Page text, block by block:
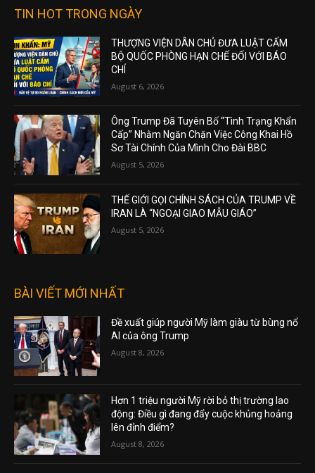
TIN HOT TRONG NGÀY
THƯỢNG VIỆN DÂN CHỦ ĐƯA LUẬT CẤM
BỘ QUỐC PHÒNG HẠN CHẾ ĐỐI VỚI BÁO
CHÍ
August 6, 2026
Ông Trump Đã Tuyên Bố “Tình Trạng Khẩn
Cấp” Nhằm Ngăn Chặn Việc Công Khai Hồ
Sơ Tài Chính Của Mình Cho Đài BBC
August 5, 2026
THẾ GIỚI GỌI CHÍNH SÁCH CỦA TRUMP VỀ
IRAN LÀ “NGOẠI GIAO MẪU GIÁO”
August 5, 2026
BÀI VIẾT MỚI NHẤT
Đề xuất giúp người Mỹ làm giàu từ bùng nổ
AI của ông Trump
August 8, 2026
Hơn 1 triệu người Mỹ rời bỏ thị trường lao
động: Điều gì đang đẩy cuộc khủng hoảng
lên đỉnh điểm?
August 8, 2026